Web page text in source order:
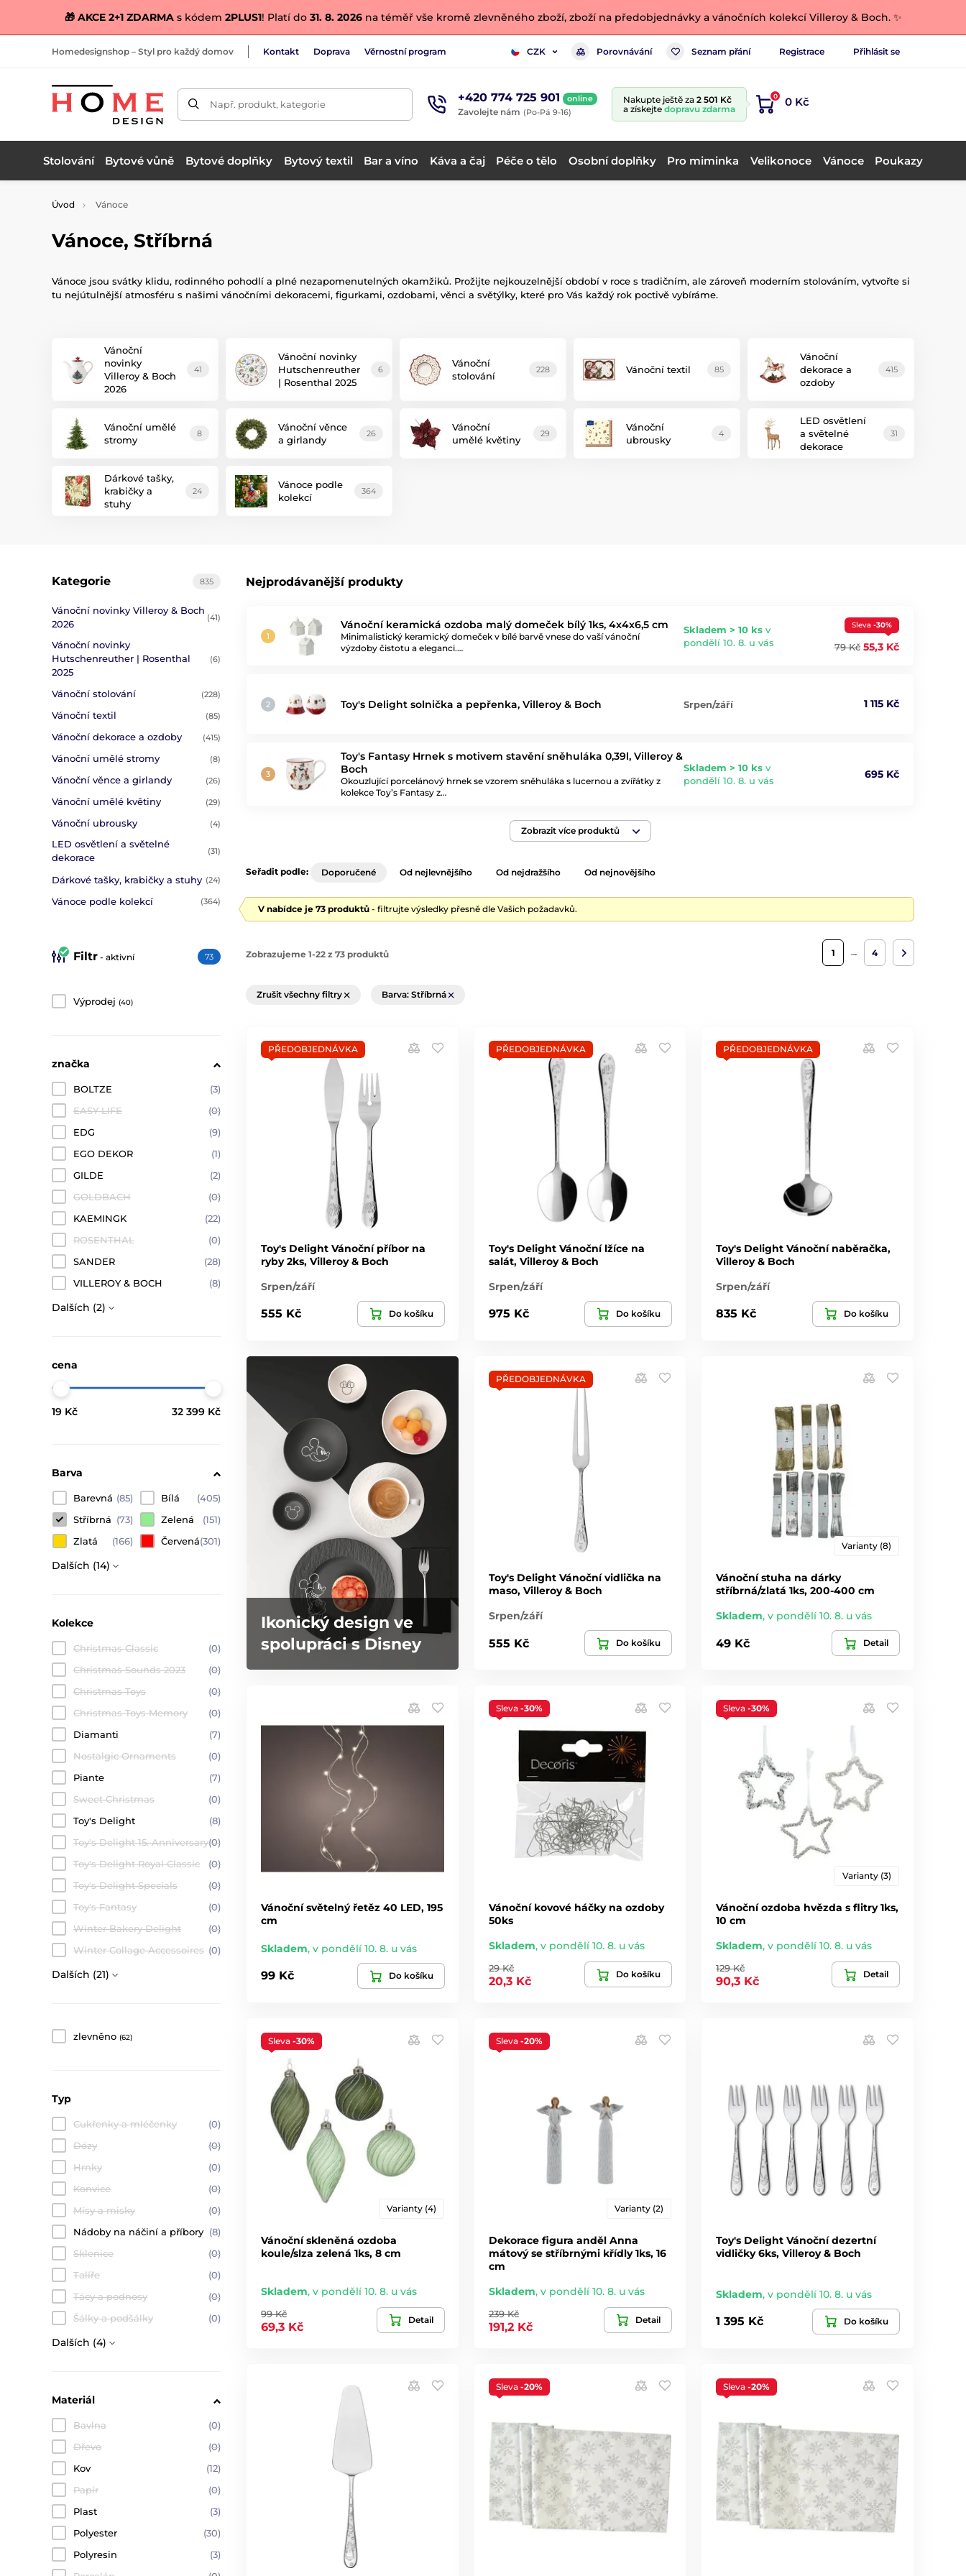
🎁 AKCE 2+1 ZDARMAs kódem 2PLUS1! Platí do31. 8. 2026na téměř vše kromě zlevněného zboží, zboží na předobjednávky a vánočních kolekcí Villeroy & Boch. ✨
Homedesignshop – Styl pro každý domov Kontakt Doprava Věrnostní program CZK Porovnávání Seznam přání Registrace Přihlásit se
Např. produkt, kategorie +420 774 725 901 online
Zavolejte nám (Po-Pá 9-16)
Nakupte ještě za 2 501 Kč
a získejte dopravu zdarma
0 0 Kč
Stolování Bytové vůně Bytové doplňky Bytový textil Bar a víno Káva a čaj Péče o tělo Osobní doplňky Pro miminka Velikonoce Vánoce Poukazy
Úvod Vánoce
Vánoce, Stříbrná
Vánoce jsou svátky klidu, rodinného pohodlí a plné nezapomenutelných okamžiků. Prožijte nejkouzelnější období v roce s tradičním, ale zároveň moderním stolováním, vytvořte si
tu nejútulnější atmosféru s našimi vánočními dekoracemi, figurkami, ozdobami, věnci a světýlky, které pro Vás každý rok poctivě vybíráme.
Vánoční
novinky
Villeroy & Boch
2026
41
Vánoční novinky
Hutschenreuther
| Rosenthal 2025
6
Vánoční
stolování
228 Vánoční textil 85
Vánoční
dekorace a
ozdoby
415
Vánoční umělé
stromy
8
Vánoční věnce
a girlandy
26
Vánoční
umělé květiny
29
Vánoční
ubrousky
4
LED osvětlení
a světelné
dekorace
31
Dárkové tašky,
krabičky a
stuhy
24
Vánoce podle
kolekcí
364
Nejprodávanější produkty
Vánoční keramická ozdoba malý domeček bílý 1ks, 4x4x6,5 cm
Minimalistický keramický domeček v bílé barvě vnese do vaší vánoční
výzdoby čistotu a eleganci.…
Skladem > 10 ks v
pondělí 10. 8. u vás
Sleva -30%
79 Kč 55,3 Kč
Toy's Delight solnička a pepřenka, Villeroy & Boch Srpen/září 1 115 Kč
Toy's Fantasy Hrnek s motivem stavění sněhuláka 0,39l, Villeroy &
Boch
Okouzlující porcelánový hrnek se vzorem sněhuláka s lucernou a zvířátky z
kolekce Toy’s Fantasy z…
Skladem > 10 ks v
pondělí 10. 8. u vás
695 Kč
Zobrazit více produktů
835
Kategorie
Vánoční novinky Villeroy & Boch
2026
(41)
Vánoční novinky
Hutschenreuther | Rosenthal
2025
(6)
Vánoční stolování (228)
Vánoční textil (85)
Vánoční dekorace a ozdoby (415)
Vánoční umělé stromy (8)
Vánoční věnce a girlandy (26)
Vánoční umělé květiny (29)
Vánoční ubrousky (4)
LED osvětlení a světelné
dekorace
(31)
Dárkové tašky, krabičky a stuhy (24)
Vánoce podle kolekcí (364)
Filtr - aktivní 73
Výprodej (40)
značka
BOLTZE
(3)
EASY LIFE
(0)
EDG
(9)
EGO DEKOR
(1)
GILDE
(2)
GOLDBACH
(0)
KAEMINGK
(22)
ROSENTHAL
(0)
SANDER
(28)
VILLEROY & BOCH
(8)
Dalších (2)
cena
19 Kč 32 399 Kč
Barva
Barevná (85) Bílá
(405)
Stříbrná (73) Zelená
(151)
Zlatá
(166) Červená(301)
Dalších (14)
Kolekce
Christmas Classic
(0)
Christmas Sounds 2023
(0)
Christmas Toys
(0)
Christmas Toys Memory
(0)
Diamanti
(7)
Nostalgic Ornaments
(0)
Piante
(7)
Sweet Christmas
(0)
Toy's Delight
(8)
Toy's Delight 15. Anniversary(0)
Toy's Delight Royal Classic
(0)
Toy's Delight Specials
(0)
Toy's Fantasy
(0)
Winter Bakery Delight
(0)
Winter Collage Accessoires (0)
Dalších (21)
zlevněno (62)
Typ
Cukřenky a mléčenky
(0)
Dózy
(0)
Hrnky
(0)
Konvice
(0)
Mísy a misky
(0)
Nádoby na náčiní a příbory (8)
Sklenice
(0)
Talíře
(0)
Tácy a podnosy
(0)
Šálky a podšálky
(0)
Dalších (4)
Materiál
Bavlna
(0)
Dřevo
(0)
Kov
(12)
Papír
(0)
Plast
(3)
Polyester
(30)
Polyresin
(3)
Seřadit podle: Doporučené Od nejlevnějšího Od nejdražšího Od nejnovějšího
V nabídce je 73 produktů - filtrujte výsledky přesně dle Vašich požadavků.
Zobrazujeme 1-22 z 73 produktů 1 … 4
Zrušit všechny filtry Barva: Stříbrná
PŘEDOBJEDNÁVKA
Toy's Delight Vánoční příbor na
ryby 2ks, Villeroy & Boch
Srpen/září
555 Kč Do košíku
PŘEDOBJEDNÁVKA
Toy's Delight Vánoční lžíce na
salát, Villeroy & Boch
Srpen/září
975 Kč Do košíku
PŘEDOBJEDNÁVKA
Toy's Delight Vánoční naběračka,
Villeroy & Boch
Srpen/září
835 Kč Do košíku
Ikonický design ve
spolupráci s Disney
PŘEDOBJEDNÁVKA
Toy's Delight Vánoční vidlička na
maso, Villeroy & Boch
Srpen/září
555 Kč Do košíku
Varianty (8)
Vánoční stuha na dárky
stříbrná/zlatá 1ks, 200-400 cm
Skladem,v pondělí 10. 8. u vás
49 Kč Detail
Vánoční světelný řetěz 40 LED, 195
cm
Skladem, v pondělí 10. 8. u vás
99 Kč Do košíku
Sleva -30%
Vánoční kovové háčky na ozdoby
50ks
Skladem, v pondělí 10. 8. u vás
29 Kč
20,3 Kč
Do košíku
Sleva-30%
Varianty (3)
Vánoční ozdoba hvězda s flitry 1ks,
10 cm
Skladem,v pondělí 10. 8. u vás
129 Kč
90,3 Kč
Detail
Sleva -30%
Varianty (4)
Vánoční skleněná ozdoba
koule/slza zelená 1ks, 8 cm
Skladem, v pondělí 10. 8. u vás
99 Kč
69,3 Kč
Detail
Sleva -20%
Varianty (2)
Dekorace figura anděl Anna
mátový se stříbrnými křídly 1ks, 16
cm
Skladem, v pondělí 10. 8. u vás
239 Kč
191,2 Kč
Detail
Toy's Delight Vánoční dezertní
vidličky 6ks, Villeroy & Boch
Skladem,v pondělí 10. 8. u vás
1 395 Kč Do košíku
Sleva -20% Sleva-20%